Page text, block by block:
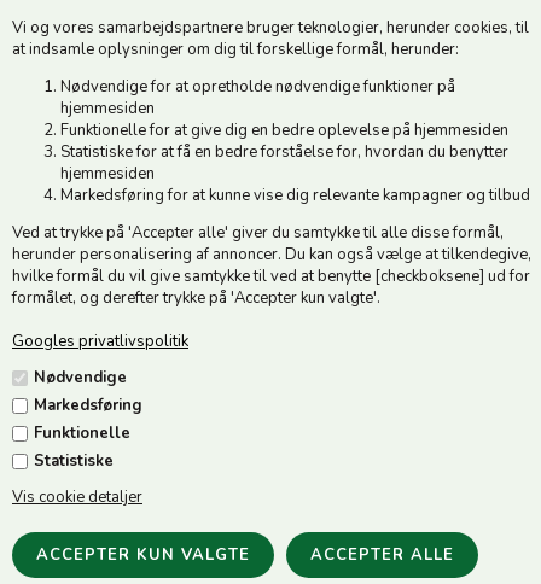
Vi og vores samarbejdspartnere bruger teknologier, herunder cookies, til
at indsamle oplysninger om dig til forskellige formål, herunder:
Nødvendige for at opretholde nødvendige funktioner på
hjemmesiden
Funktionelle for at give dig en bedre oplevelse på hjemmesiden
Statistiske for at få en bedre forståelse for, hvordan du benytter
hjemmesiden
Markedsføring for at kunne vise dig relevante kampagner og tilbud
Ved at trykke på 'Accepter alle' giver du samtykke til alle disse formål,
herunder personalisering af annoncer. Du kan også vælge at tilkendegive,
hvilke formål du vil give samtykke til ved at benytte [checkboksene] ud for
formålet, og derefter trykke på 'Accepter kun valgte'.
Googles privatlivspolitik
Nødvendige
Markedsføring
Funktionelle
Statistiske
Vis cookie detaljer
CVR 49879415 Mailvedstedmoelle@post.tele.dk
Åbningstider: Man-Fre 9.00-17.00 | Middagslukket 12.00-12.30 |
Lørdag 9.00-12.00
Hold dig opdateret
Tilmeld dig vores nyhedsbrev og modtag gode tilbud :)
Jeg accepterer vilkårene
Følg os